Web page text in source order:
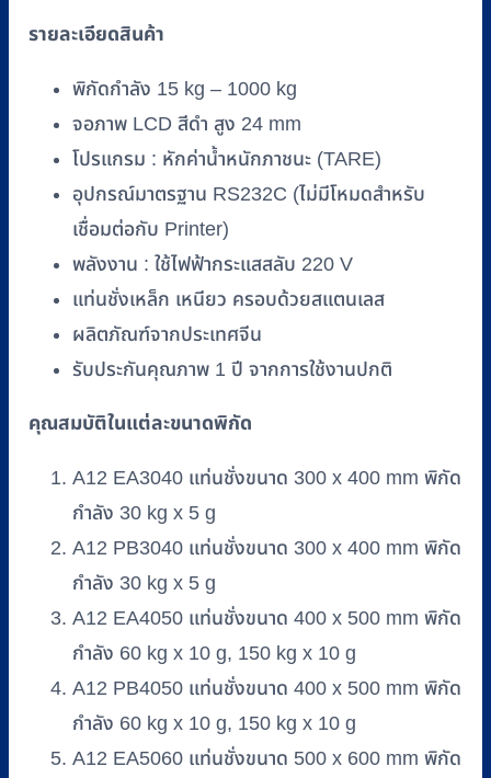
พิกัด
kg
kg
(แท่น
รายละเอียดสินค้า
พิกัดกำลัง 15 kg – 1000 kg
จอภาพ LCD สีดำ สูง 24 mm
โปรแกรม : หักค่าน้ำหนักภาชนะ (TARE)
อุปกรณ์มาตรฐาน RS232C (ไม่มีโหมดสำหรับ
เชื่อมต่อกับ Printer)
พลังงาน : ใช้ไฟฟ้ากระแสสลับ 220 V
แท่นชั่งเหล็ก เหนียว ครอบด้วยสแตนเลส
ผลิตภัณฑ์จากประเทศจีน
รับประกันคุณภาพ 1 ปี จากการใช้งานปกติ
คุณสมบัติในแต่ละขนาดพิกัด
A12 EA3040 แท่นชั่งขนาด 300 x 400 mm พิกัด
กำลัง 30 kg x 5 g
A12 PB3040 แท่นชั่งขนาด 300 x 400 mm พิกัด
กำลัง 30 kg x 5 g
A12 EA4050 แท่นชั่งขนาด 400 x 500 mm พิกัด
กำลัง 60 kg x 10 g, 150 kg x 10 g
A12 PB4050 แท่นชั่งขนาด 400 x 500 mm พิกัด
กำลัง 60 kg x 10 g, 150 kg x 10 g
A12 EA5060 แท่นชั่งขนาด 500 x 600 mm พิกัด